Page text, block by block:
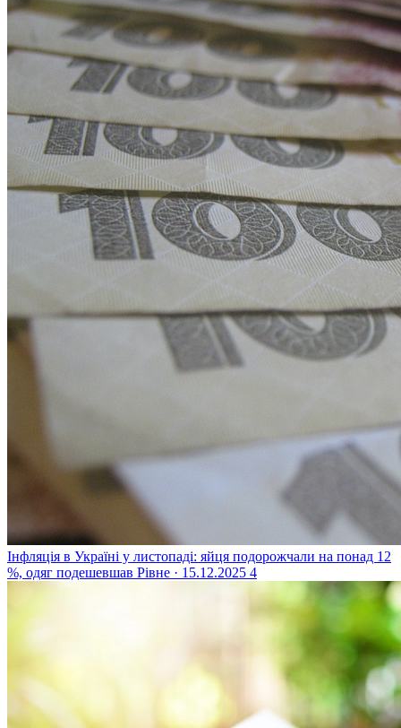
Інфляція в Україні у листопаді: яйця подорожчали на понад 12
%, одяг подешевшав Рівне · 15.12.2025 4